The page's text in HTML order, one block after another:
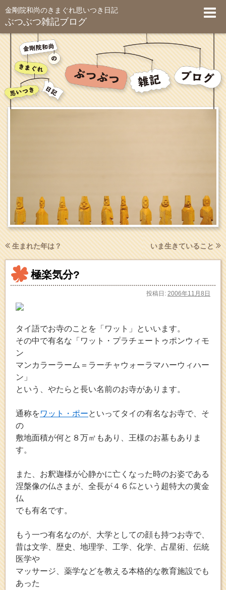
金剛院和尚のきまぐれ思いつき日記
ぶつぶつ雑記ブログ
生まれた年は？ いま生きていること
極楽気分?
投稿日: 2006年11月8日
タイ語でお寺のことを「ワット」といいます。
その中で有名な「ワット・プラチェートゥポンウィモ
ン
マンカラーラーム＝ラーチャウォーラマハーウィハー
ン」
という、やたらと長い名前のお寺があります。
通称をワット・ポーといってタイの有名なお寺で、そ
の
敷地面積が何と８万㎡もあり、王様のお墓もありま
す。
また、お釈迦様が心静かに亡くなった時のお姿である
涅槃像の仏さまが、全長が４６㍍という超特大の黄金
仏
でも有名です。
もう一つ有名なのが、大学としての顔も持つお寺で、
昔は文学、歴史、地理学、工学、化学、占星術、伝統
医学や
マッサージ、薬学などを教える本格的な教育施設でも
あった